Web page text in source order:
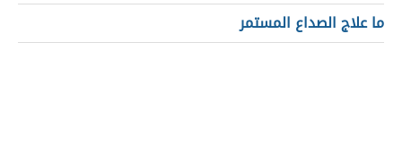
ما علاج الصداع المستمر